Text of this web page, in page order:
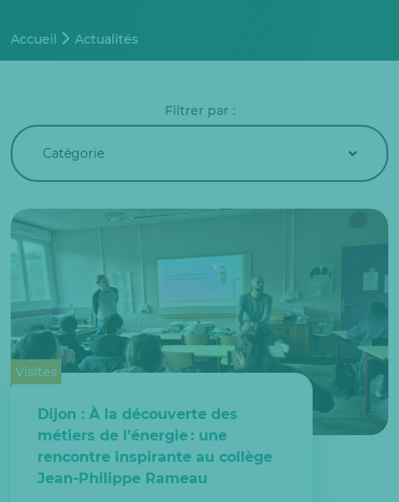
Accueil Actualités
Filtrer par :
Visites
Dijon : À la découverte des
métiers de l’énergie : une
rencontre inspirante au collège
Jean-Philippe Rameau